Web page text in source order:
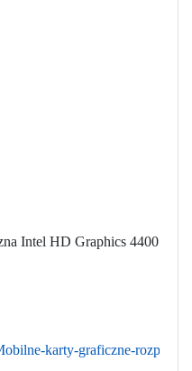
Intel HD Graphics 4400 w
karty-graficzne-